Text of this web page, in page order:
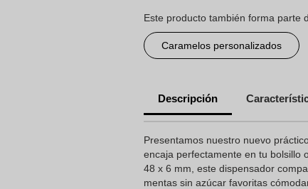
Este producto también forma parte
Caramelos personalizados
Descripción
Presentamos nuestro nuevo
encaja perfectamente en tu bolsillo
48 x 6 mm, este dispensador
mentas sin azúcar favoritas